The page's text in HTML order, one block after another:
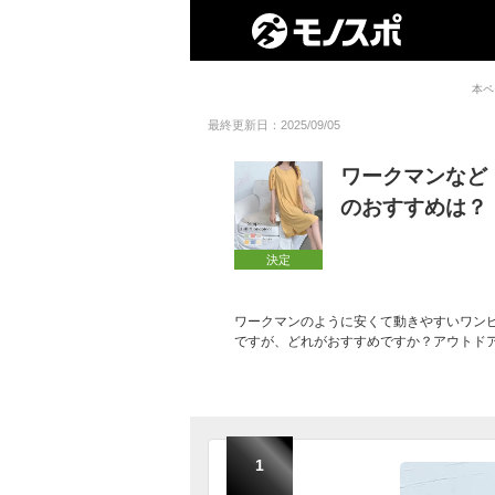
本
最終更新日：2025/09/05
決定
ワークマンな
のおすすめは？
ワークマンのように安くて動きやすいワ
ですが、どれがおすすめですか？アウトド
1